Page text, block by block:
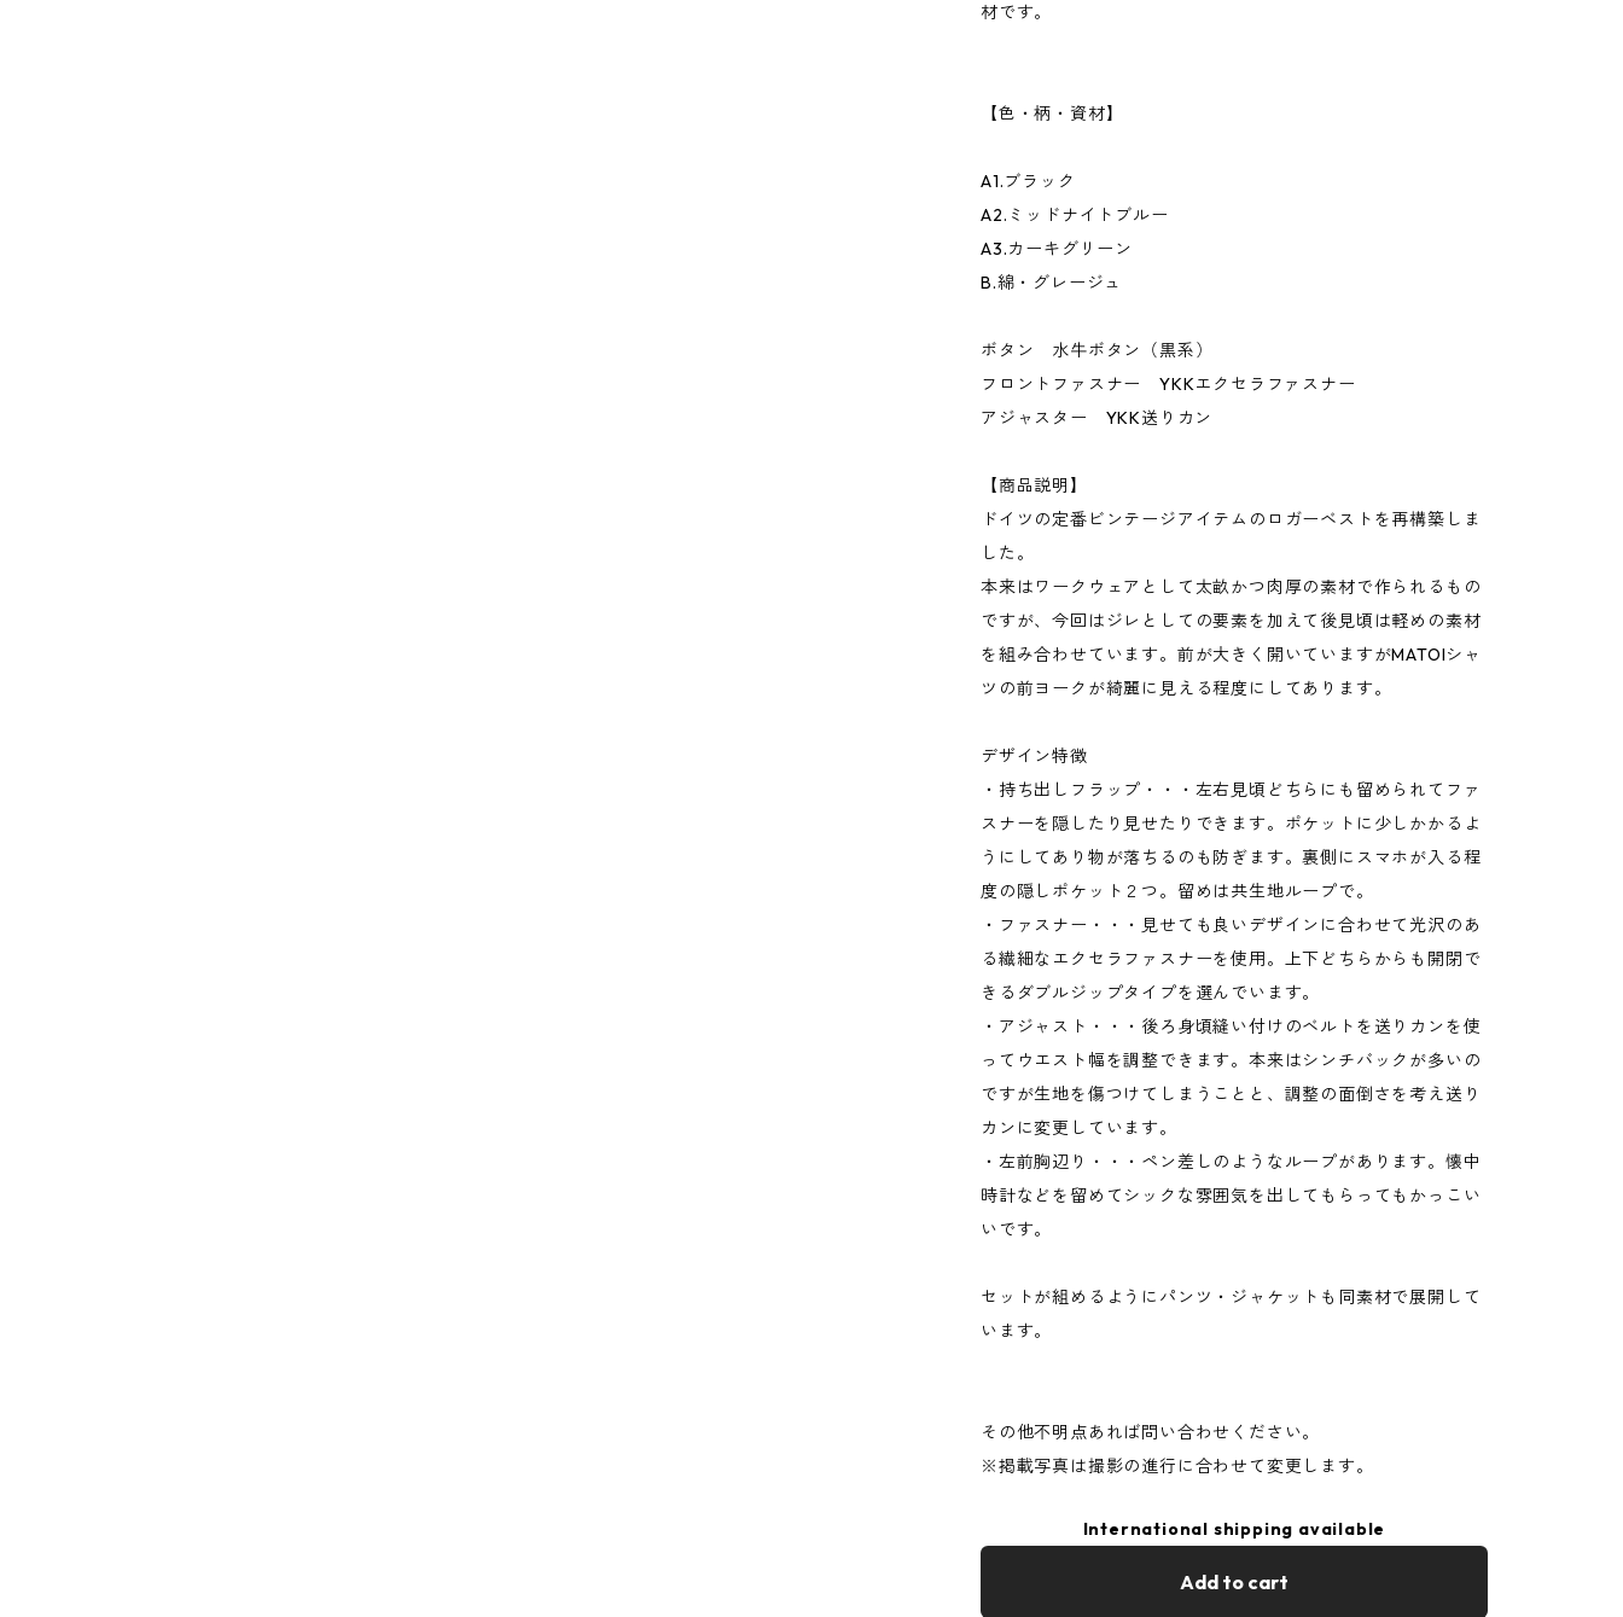
材です。
【色・柄・資材】
A1.ブラック
A2.ミッドナイトブルー
A3.カーキグリーン
B.綿・グレージュ
ボタン 水牛ボタン（黒系）
フロントファスナー YKKエクセラファスナー
アジャスター YKK送りカン
【商品説明】
ドイツの定番ビンテージアイテムのロガーベストを再構築しま
した。
本来はワークウェアとして太畝かつ肉厚の素材で作られるもの
ですが、今回はジレとしての要素を加えて後見頃は軽めの素材
を組み合わせています。前が大きく開いていますがMATOIシャ
ツの前ヨークが綺麗に見える程度にしてあります。
デザイン特徴
・持ち出しフラップ・・・左右見頃どちらにも留められてファ
スナーを隠したり見せたりできます。ポケットに少しかかるよ
うにしてあり物が落ちるのも防ぎます。裏側にスマホが入る程
度の隠しポケット２つ。留めは共生地ループで。
・ファスナー・・・見せても良いデザインに合わせて光沢のあ
る繊細なエクセラファスナーを使用。上下どちらからも開閉で
きるダブルジップタイプを選んでいます。
・アジャスト・・・後ろ身頃縫い付けのベルトを送りカンを使
ってウエスト幅を調整できます。本来はシンチバックが多いの
ですが生地を傷つけてしまうことと、調整の面倒さを考え送り
カンに変更しています。
・左前胸辺り・・・ペン差しのようなループがあります。懐中
時計などを留めてシックな雰囲気を出してもらってもかっこい
いです。
セットが組めるようにパンツ・ジャケットも同素材で展開して
います。
その他不明点あれば問い合わせください。
※掲載写真は撮影の進行に合わせて変更します。
International shipping available
Add to cart